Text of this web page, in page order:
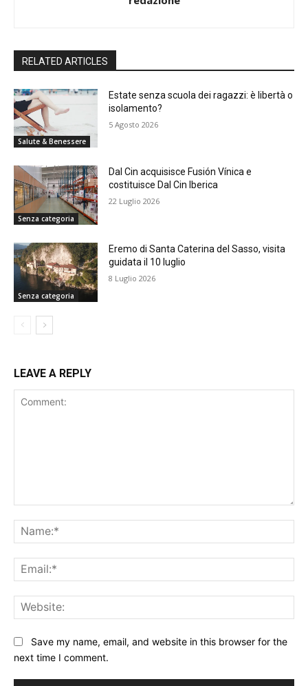
RELATED ARTICLES
Salute & Benessere
Estate senza scuola dei ragazzi: è libertà o
isolamento?
5 Agosto 2026
Senza categoria
Dal Cin acquisisce Fusión Vínica e
costituisce Dal Cin Iberica
22 Luglio 2026
Senza categoria
Eremo di Santa Caterina del Sasso, visita
guidata il 10 luglio
8 Luglio 2026
LEAVE A REPLY
Save my name, email, and website in this browser for the
next time I comment.